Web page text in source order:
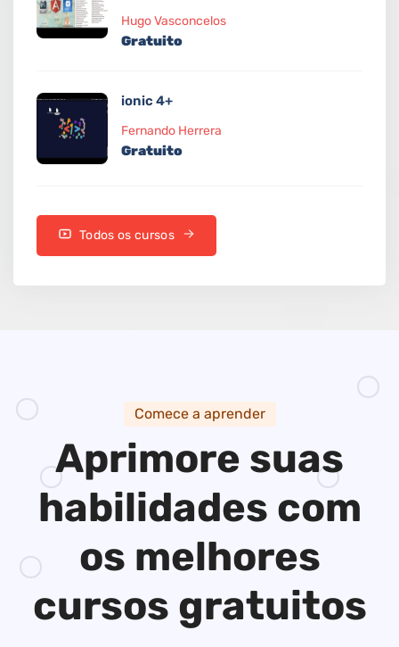
Hugo Vasconcelos
Gratuito
ionic 4+
Fernando Herrera
Gratuito
Todos os cursos
Comece a aprender
Aprimore suas
habilidades com
os melhores
cursos gratuitos